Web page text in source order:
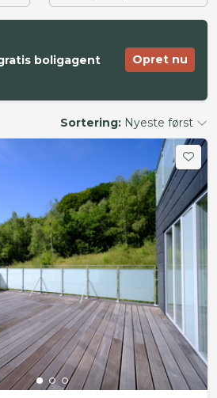
boligagent Opret nu
Sortering: Nyeste først